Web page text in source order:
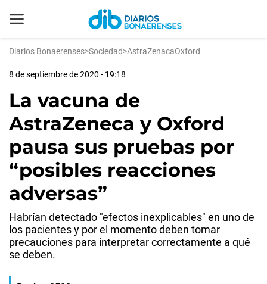
Diarios Bonaerenses>Sociedad>AstraZenacaOxford
8 de septiembre de 2020 - 19:18
La vacuna de
AstraZeneca y Oxford
pausa sus pruebas por
“posibles reacciones
adversas”
Habrían detectado "efectos inexplicables" en uno de
los pacientes y por el momento deben tomar
precauciones para interpretar correctamente a qué
se deben.